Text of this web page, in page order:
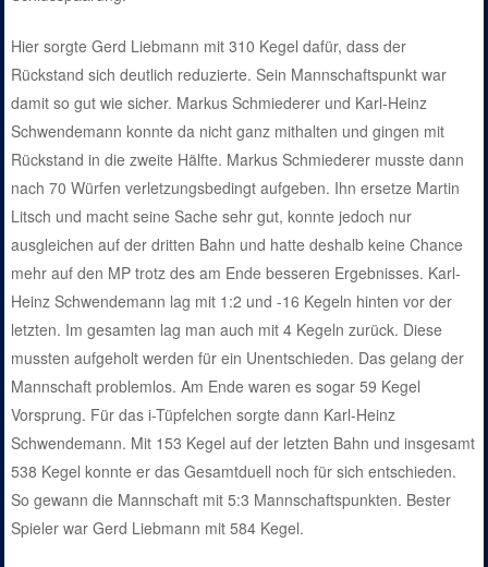
Hier sorgte Gerd Liebmann mit 310 Kegel dafür, dass der
Rückstand sich deutlich reduzierte. Sein Mannschaftspunkt war
damit so gut wie sicher. Markus Schmiederer und Karl-Heinz
Schwendemann konnte da nicht ganz mithalten und gingen mit
Rückstand in die zweite Hälfte. Markus Schmiederer musste dann
nach 70 Würfen verletzungsbedingt aufgeben. Ihn ersetze Martin
Litsch und macht seine Sache sehr gut, konnte jedoch nur
ausgleichen auf der dritten Bahn und hatte deshalb keine Chance
mehr auf den MP trotz des am Ende besseren Ergebnisses. Karl-
Heinz Schwendemann lag mit 1:2 und -16 Kegeln hinten vor der
letzten. Im gesamten lag man auch mit 4 Kegeln zurück. Diese
mussten aufgeholt werden für ein Unentschieden. Das gelang der
Mannschaft problemlos. Am Ende waren es sogar 59 Kegel
Vorsprung. Für das i-Tüpfelchen sorgte dann Karl-Heinz
Schwendemann. Mit 153 Kegel auf der letzten Bahn und insgesamt
538 Kegel konnte er das Gesamtduell noch für sich entschieden.
So gewann die Mannschaft mit 5:3 Mannschaftspunkten. Bester
Spieler war Gerd Liebmann mit 584 Kegel.